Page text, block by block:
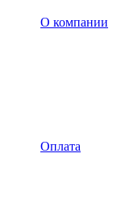
О компании
Оплата